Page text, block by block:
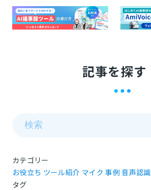
記事を探す
カテゴリー
お役立ち ツール紹介 マイク 事例 音声認識
タグ